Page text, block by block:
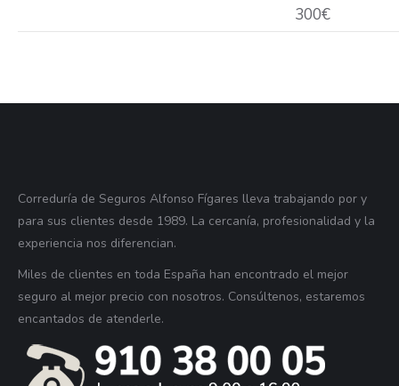
300€
Correduría de Seguros Alfonso Fígares lleva trabajando por y
para sus clientes desde 1989. La cercanía, profesionalidad y la
experiencia nos diferencian.
Miles de clientes en toda España han encontrado el mejor
seguro al mejor precio con nosotros. Consúltenos, estaremos
encantados de atenderle.